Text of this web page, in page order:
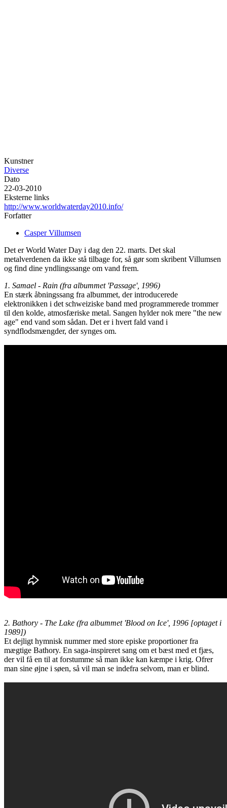
Kunstner
Diverse
Dato
22-03-2010
Eksterne links
http://www.worldwaterday2010.info/
Forfatter
Casper Villumsen
Det er World Water Day i dag den 22. marts. Det skal
metalverdenen da ikke stå tilbage for, så gør som skribent Villumsen
og find dine yndlingssange om vand frem.
1. Samael - Rain (fra albummet 'Passage', 1996)
En stærk åbningssang fra albummet, der introducerede
elektronikken i det schweiziske band med programmerede trommer
til den kolde, atmosfæriske metal. Sangen hylder nok mere "the new
age" end vand som sådan. Det er i hvert fald vand i
syndflodsmængder, der synges om.
2. Bathory - The Lake (fra albummet 'Blood on Ice', 1996 [optaget i
1989])
Et dejligt hymnisk nummer med store episke proportioner fra
mægtige Bathory. En saga-inspireret sang om et bæst med et fjæs,
der vil få en til at forstumme så man ikke kan kæmpe i krig. Ofrer
man sine øjne i søen, så vil man se indefra selvom, man er blind.